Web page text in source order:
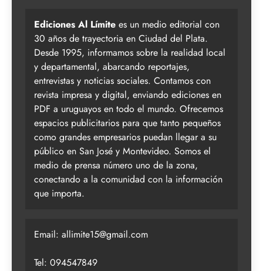
Ediciones Al Límite es un medio editorial con
30 años de trayectoria en Ciudad del Plata.
Desde 1995, informamos sobre la realidad local
y departamental, abarcando reportajes,
entrevistas y noticias sociales. Contamos con
revista impresa y digital, enviando ediciones en
PDF a uruguayos en todo el mundo. Ofrecemos
espacios publicitarios para que tanto pequeños
como grandes empresarios puedan llegar a su
público en San José y Montevideo. Somos el
medio de prensa número uno de la zona,
conectando a la comunidad con la información
que importa.
Email: allimite15@gmail.com
Tel: 094547849